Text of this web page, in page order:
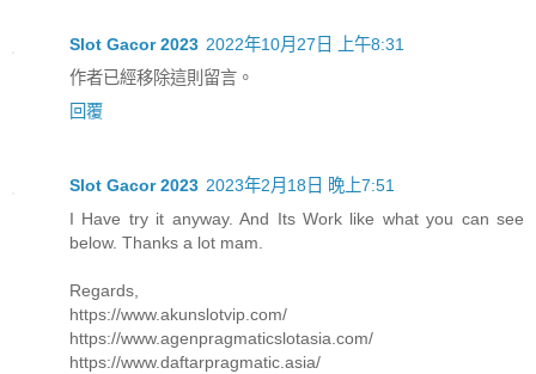
Slot Gacor 2023 2022年10月27日 上午8:31
作者已經移除這則留言。
回覆
Slot Gacor 2023 2023年2月18日 晚上7:51
I Have try it anyway. And Its Work like what you can see
below. Thanks a lot mam.
Regards,
https://www.akunslotvip.com/
https://www.agenpragmaticslotasia.com/
https://www.daftarpragmatic.asia/